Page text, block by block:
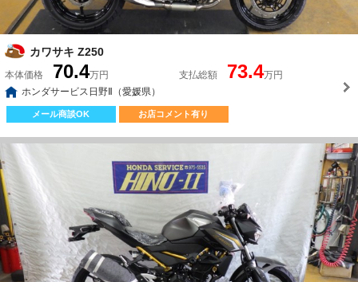
カワサキ Z250
本体価格 70.4万円 支払総額 73.4万円
ホンダサービス日野Ⅱ（愛媛県）
メール商談OK お店コメント有り